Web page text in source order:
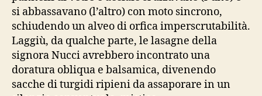
si abbassavano (l’altro) con moto sincrono,
schiudendo un alveo di orfica imperscrutabilità.
Laggiù, da qualche parte, le lasagne della
signora Nucci avrebbero incontrato una
doratura obliqua e balsamica, divenendo
sacche di turgidi ripieni da assaporare in un